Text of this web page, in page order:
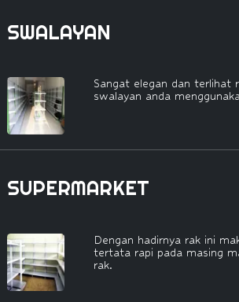
SWALAYAN
Sangat elegan dan terlihat
swalayan anda
SUPERMARKET
Dengan hadirnya rak ini
tertata rapi pada masing
rak.